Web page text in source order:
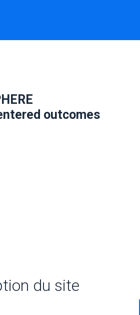
outcomes
du site